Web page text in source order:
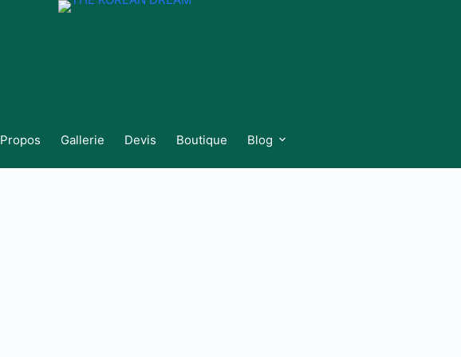
Gallerie Devis Boutique Blog